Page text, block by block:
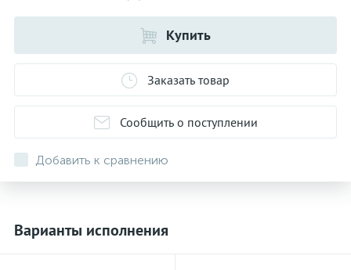
Купить
Заказать товар
Сообщить о поступлении
Добавить к сравнению
Варианты исполнения